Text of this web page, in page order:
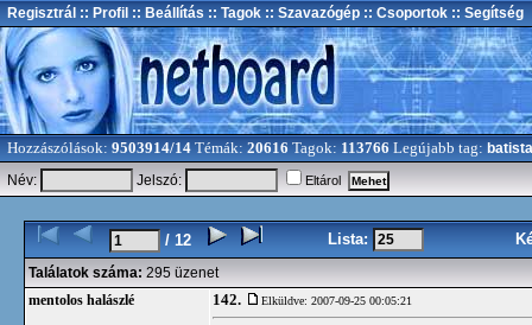
Regisztrál :: Profil :: Beállítás :: Tagok :: Szavazógép :: Csoportok :: Segítség
Hozzászólások: 9503914/14 Témák: 20616 Tagok: 113766 Legújabb tag: batista
Név:
Jelszó: Eltárol
/ 12 Lista:
Találatok száma: 295 üzenet
mentolos halászlé 142. Elküldve: 2007-09-25 00:05:21